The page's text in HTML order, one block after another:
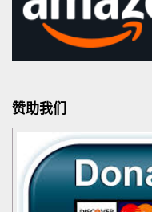
赞助我们